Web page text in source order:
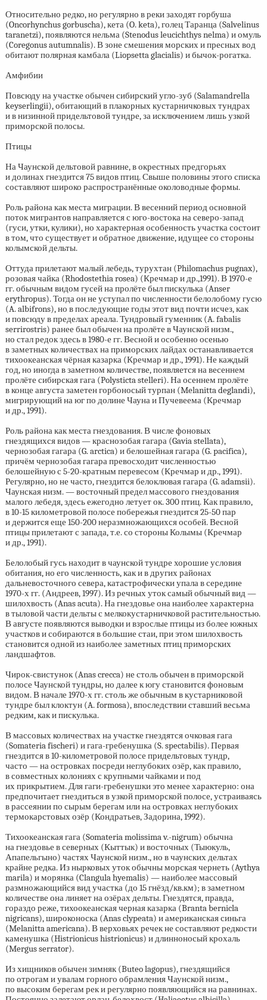
Относительно редко, но регулярно в реки заходят горбуша
(Oncorhynchus gorbuscha), кета (O. keta), голец Таранца (Salvelinus
taranetzi), появляются нельма (Stenodus leucichthys nelma) и омуль
(Coregonus autumnalis). В зоне смешения морских и пресных вод
обитают полярная камбала (Liopsetta glacialis) и бычок-рогатка.
Амфибии
Повсюду на участке обычен сибирский угло-зуб (Salamandrella
keyserlingii), обитающий в плакорных кустарничковых тундрах
и в низинной придельтовой тундре, за исключением лишь узкой
приморской полосы.
Птицы
На Чаунской дельтовой равнине, в окрестных предгорьях
и долинах гнездится 75 видов птиц. Свыше половины этого списка
составляют широко распространённые околоводные формы.
Роль района как места миграции. В весенний период основной
поток мигрантов направляется с юго-востока на северо-запад
(гуси, утки, кулики), но характерная особенность участка состоит
в том, что существует и обратное движение, идущее со стороны
колымской дельты.
Оттуда прилетают малый лебедь, турухтан (Philomachus pugnax),
розовая чайка (Rhodostethia rosea) (Кречмар и др.,1991). В1970-е
гг. обычным видом гусей на пролёте был пискулька (Anser
erythropus). Тогда он не уступал по численности белолобому гусю
(A. albifrons), но в последующие годы этот вид почти исчез, как
и повсюду в пределах ареала. Тундровый гуменник (A. fabalis
serrirostris) ранее был обычен на пролёте в Чаунской низм.,
но стал редок здесь в1980-е гг. Весной и особенно осенью
в заметных количествах на приморских лайдах останавливается
тихоокеанская чёрная казарка (Кречмар и др., 1991). Не каждый
год, но иногда в заметном количестве, появляется на весеннем
пролёте сибирская гага (Polysticta stelleri). На осеннем пролёте
в конце августа заметен горбоносый турпан (Melanitta deglandi),
мигрирующий на юг по долине Чауна и Пучевеема (Кречмар
и др., 1991).
Роль района как места гнездования. В числе фоновых
гнездящихся видов — краснозобая гагара (Gavia stellata),
чернозобая гагара (G. arctica) и белошейная гагара (G. pacifica),
причём чернозобая гагара превосходит численностью
белошейную с 5-20-кратным перевесом (Кречмар и др., 1991).
Регулярно, но не часто, гнездится белоклювая гагара (G. adamsii).
Чаунская низм. — восточный предел массового гнездования
малого лебедя, здесь ежегодно летует ок. 300 птиц. Как правило,
в10-15километровой полосе побережья гнездится25-50пар
и держится еще 150-200неразмножающихся особей. Весной
птицы прилетают с запада, т.е. со стороны Колымы (Кречмар
и др., 1991).
Белолобый гусь находит в чаунской тундре хорошие условия
обитания, но его численность, как и в других районах
дальневосточного севера, катастрофически упала в середине
1970-хгг. (Андреев, 1997). Из речных уток самый обычный вид —
шилохвость (Anas acuta). На гнездовье она наиболее характерна
в тыловой части дельты с мелкокустарничковой растительностью.
В августе появляются выводки и взрослые птицы из более южных
участков и собираются в большие стаи, при этом шилохвость
становится одной из наиболее заметных птиц приморских
ландшафтов.
Чирок-свистунок (Anas crecca) не столь обычен в приморской
полосе Чаунской тундры, но далее к югу становится фоновым
видом. В начале 1970-хгг. столь же обычным в кустарниковой
тундре был клоктун (A. formosa), впоследствии ставший весьма
редким, как и пискулька.
В массовых количествах на участке гнездятся очковая гага
(Somateria fischeri) и гага-гребенушка (S. spectabilis). Первая
гнездится в10-километровойполосе придельтовых тундр,
часто — на островках посреди неглубоких озёр, как правило,
в совместных колониях с крупными чайками и под
их прикрытием. Для гаги-гребенушки это менее характерно: она
предпочитает гнездиться в узкой приморской полосе, устраиваясь
в рассеянии по сырым берегам или на островках неглубоких
термокарстовых озёр (Кондратьев, Задорина, 1992).
Тихоокеанская гага (Somateria molissima v.-nigrum) обычна
на гнездовье в северных (Кыттык) и восточных (Тыюкуль,
Апапельгыно) частях Чаунской низм., но в чаунских дельтах
крайне редка. Из нырковых уток обычны морская чернеть (Aythya
marila) и морянка (Clangula hyemalis) — наиболее массовый
размножающийся вид участка (до 15 гнёзд/кв.км); в заметном
количестве она линяет на озёрах дельты. Гнездятся, правда,
гораздо реже, тихоокеанская черная казарка (Branta bernicla
nigricans), широконоска (Anas clypeata) и американская синьга
(Melanitta americana). В верховьях речек не составляют редкости
каменушка (Histrionicus histrionicus) и длинноносый крохаль
(Mergus serrator).
Из хищников обычен зимняк (Buteo lagopus), гнездящийся
по отрогам и увалам горного обрамления Чаунской низм.,
по высоким берегам рек и регулярно появляющийся на равнинах.